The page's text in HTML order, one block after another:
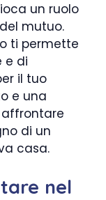
un ruolo
mutuo.
ti permette
e di
il tuo
e una
di un
casa.
nel